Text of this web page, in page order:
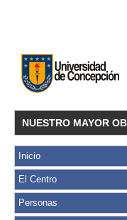
NUESTRO MAYOR
Inicio
El Centro
Personas